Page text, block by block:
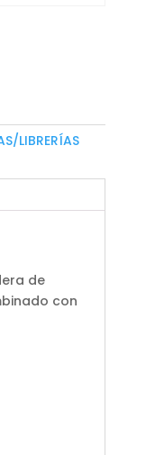
LIBRERÍAS
de
con